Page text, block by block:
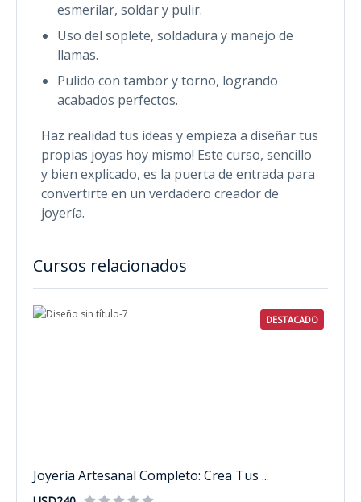
esmerilar, soldar y pulir.
Uso del soplete, soldadura y manejo de
llamas.
Pulido con tambor y torno, logrando
acabados perfectos.
Haz realidad tus ideas y empieza a diseñar tus
propias joyas hoy mismo! Este curso, sencillo
y bien explicado, es la puerta de entrada para
convertirte en un verdadero creador de
joyería.
Cursos relacionados
DESTACADO
Joyería Artesanal Completo: Crea Tus ...